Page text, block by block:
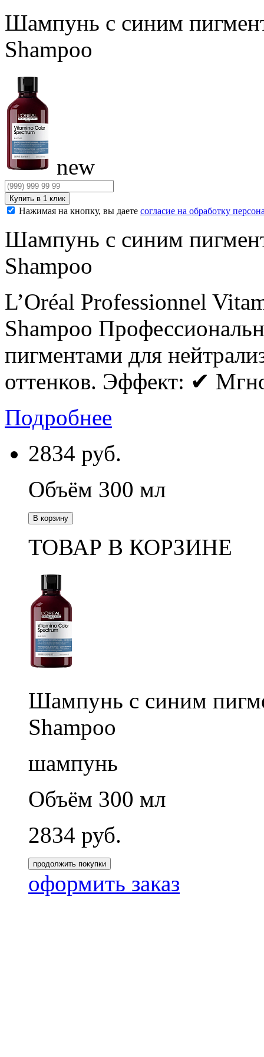
Шампунь с синим
Shampoo
new
Нажимая на кнопку, вы даете согласие на обработку
Шампунь с синим
Shampoo
L’Oréal Professionnel
Shampoo
пигментами для
оттенков. Эффект: ✔
Подробнее
2834 руб.
Объём 300 мл
В корзину
ТОВАР В КОРЗИНЕ
Шампунь с синим
Shampoo
шампунь
Объём 300 мл
2834 руб.
продолжить покупки
оформить заказ